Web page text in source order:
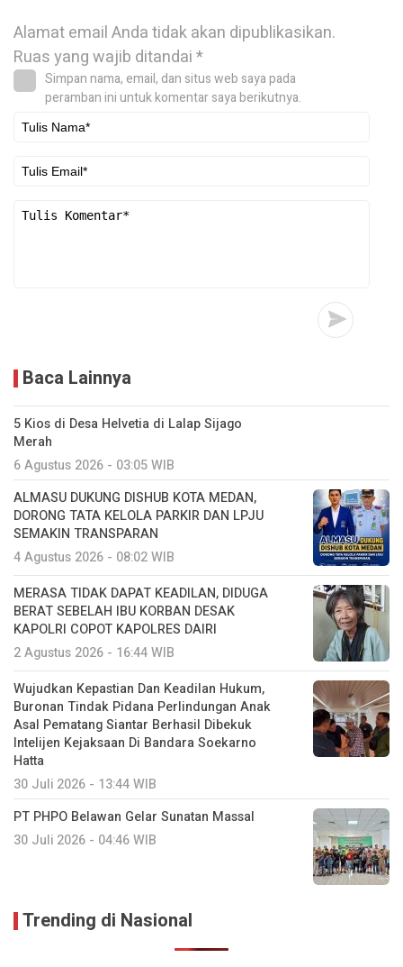
Alamat email Anda tidak akan dipublikasikan.
Ruas yang wajib ditandai*
Simpan nama, email, dan situs web saya pada
peramban ini untuk komentar saya berikutnya.
Baca Lainnya
5 Kios di Desa Helvetia di Lalap Sijago
Merah
6 Agustus 2026 - 03:05 WIB
ALMASU DUKUNG DISHUB KOTA MEDAN,
DORONG TATA KELOLA PARKIR DAN LPJU
SEMAKIN TRANSPARAN
4 Agustus 2026 - 08:02 WIB
MERASA TIDAK DAPAT KEADILAN, DIDUGA
BERAT SEBELAH IBU KORBAN DESAK
KAPOLRI COPOT KAPOLRES DAIRI
2 Agustus 2026 - 16:44 WIB
Wujudkan Kepastian Dan Keadilan Hukum,
Buronan Tindak Pidana Perlindungan Anak
Asal Pematang Siantar Berhasil Dibekuk
Intelijen Kejaksaan Di Bandara Soekarno
Hatta
30 Juli 2026 - 13:44 WIB
PT PHPO Belawan Gelar Sunatan Massal
30 Juli 2026 - 04:46 WIB
Trending di Nasional